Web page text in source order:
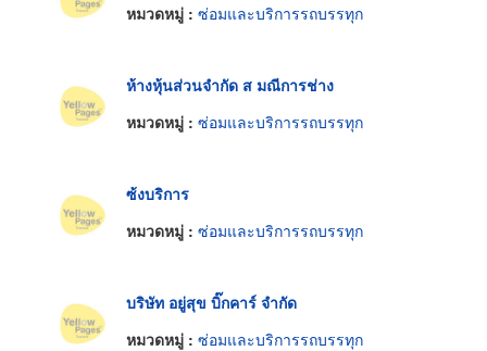
หมวดหมู่ : ซ่อมและบริการรถบรรทุก
ห้างหุ้นส่วนจำกัด ส มณีการช่าง
หมวดหมู่ : ซ่อมและบริการรถบรรทุก
ซ้งบริการ
หมวดหมู่ : ซ่อมและบริการรถบรรทุก
บริษัท อยู่สุข บิ๊กคาร์ จำกัด
หมวดหมู่ : ซ่อมและบริการรถบรรทุก